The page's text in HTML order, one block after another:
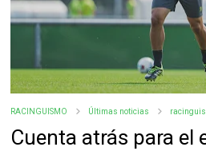
RACINGUISMO Últimas noticias
Cuenta atrás para el